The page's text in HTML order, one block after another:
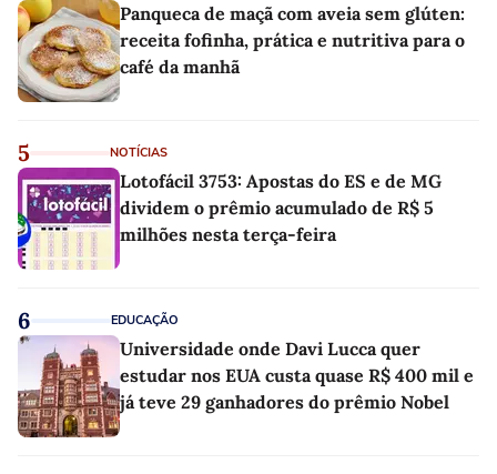
Panqueca de maçã com aveia sem glúten:
receita fofinha, prática e nutritiva para o
café da manhã
5 NOTÍCIAS
Lotofácil 3753: Apostas do ES e de MG
dividem o prêmio acumulado de R$ 5
milhões nesta terça-feira
6 EDUCAÇÃO
Universidade onde Davi Lucca quer
estudar nos EUA custa quase R$ 400 mil e
já teve 29 ganhadores do prêmio Nobel